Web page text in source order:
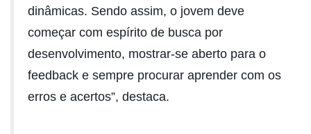
dinâmicas. Sendo assim, o jovem deve
começar com espírito de busca por
desenvolvimento, mostrar-se aberto para o
feedback e sempre procurar aprender com os
erros e acertos”, destaca.